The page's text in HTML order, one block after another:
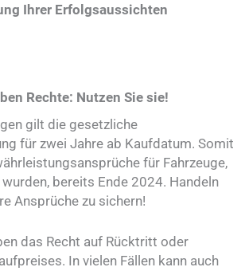
Ihrer Erfolgsaussichten
Rechte: Nutzen Sie sie!
gilt die gesetzliche
für zwei Jahre ab Kaufdatum. Somit
für Fahrzeuge,
bereits Ende 2024. Handeln
Ansprüche zu sichern!
das Recht auf Rücktritt oder
In vielen Fällen kann auch